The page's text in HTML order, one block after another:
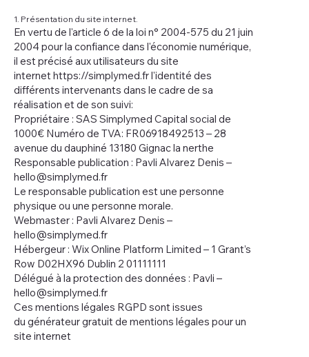
1. Présentation du site internet.
En vertu de l'article 6 de la loi n° 2004-575 du 21 juin
2004 pour la confiance dans l'économie numérique,
il est précisé aux utilisateurs du site
internet https://simplymed.frl'identité des
différents intervenants dans le cadre de sa
réalisation et de son suivi:
Propriétaire : SAS Simplymed Capital social de
1000€ Numéro de TVA: FR06918492513 – 28
avenue du dauphiné 13180 Gignac la nerthe
Responsable publication : Pavli Alvarez Denis –
hello@simplymed.fr
Le responsable publication est une personne
physique ou une personne morale.
Webmaster : Pavli Alvarez Denis –
hello@simplymed.fr
Hébergeur : Wix Online Platform Limited – 1 Grant’s
Row D02HX96 Dublin 2 01111111
Délégué à la protection des données : Pavli –
hello@simplymed.fr
Ces mentions légales RGPD sont issues
du générateur gratuit de mentions légales pour un
site internet